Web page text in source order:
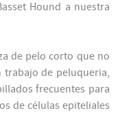
Hound a nuestra
de pelo corto que no
trabajo de peluqueria,
frecuentes para
de células epiteliales